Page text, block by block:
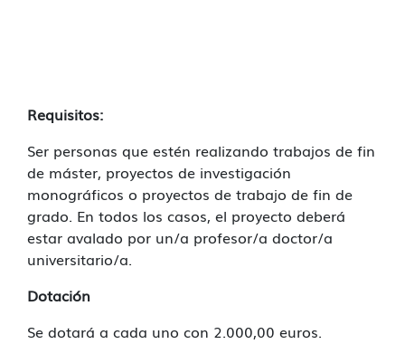
Requisitos:
Ser personas que estén realizando trabajos de fin
de máster, proyectos de investigación
monográficos o proyectos de trabajo de fin de
grado. En todos los casos, el proyecto deberá
estar avalado por un/a profesor/a doctor/a
universitario/a.
Dotación
Se dotará a cada uno con 2.000,00 euros.